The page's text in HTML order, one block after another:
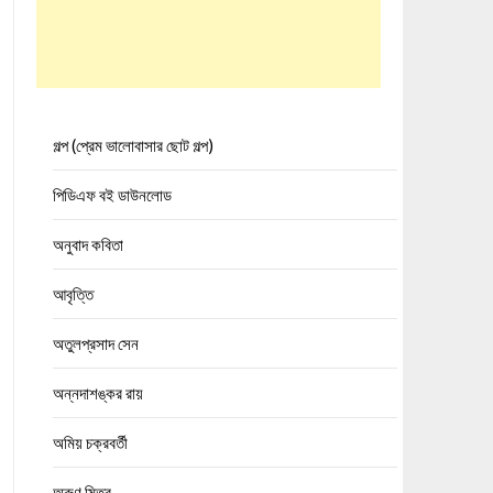
গল্প (প্রেম ভালোবাসার ছোট গল্প)
পিডিএফ বই ডাউনলোড
অনুবাদ কবিতা
আবৃত্তি
অতুলপ্রসাদ সেন
অন্নদাশঙ্কর রায়
অমিয় চক্রবর্তী